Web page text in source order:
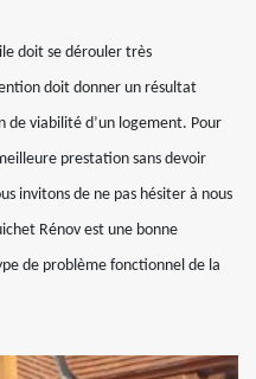
doit se dérouler très
doit donner un résultat
de viabilité d’un logement. Pour
prestation sans devoir
invitons de ne pas hésiter à nous
Rénov est une bonne
de problème fonctionnel de la